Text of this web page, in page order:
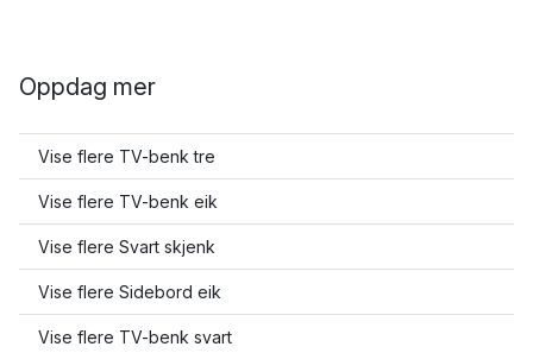
Oppdag mer
Vise flere TV-benk tre
Vise flere TV-benk eik
Vise flere Svart skjenk
Vise flere Sidebord eik
Vise flere TV-benk svart